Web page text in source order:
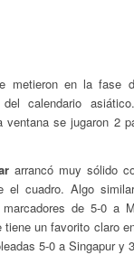
metieron en la fase
del calendario
ventana se jugaron 2
arrancó muy sólido
el cuadro. Algo
de 5-0 a
tiene un favorito claro
5-0 a Singapur y